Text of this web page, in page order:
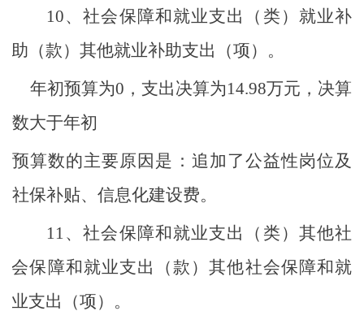
10、社会保障和就业支出（类）就业补
助（款）其他就业补助支出（项）。
年初预算为0 ，支出决算为14.98万元，决算
数大于年初
预算数的主要原因是：追加了公益性岗位及
社保补贴、信息化建设费。
11、社会保障和就业支出（类）其他社
会保障和就业支出（款）其他社会保障和就
业支出（项）。